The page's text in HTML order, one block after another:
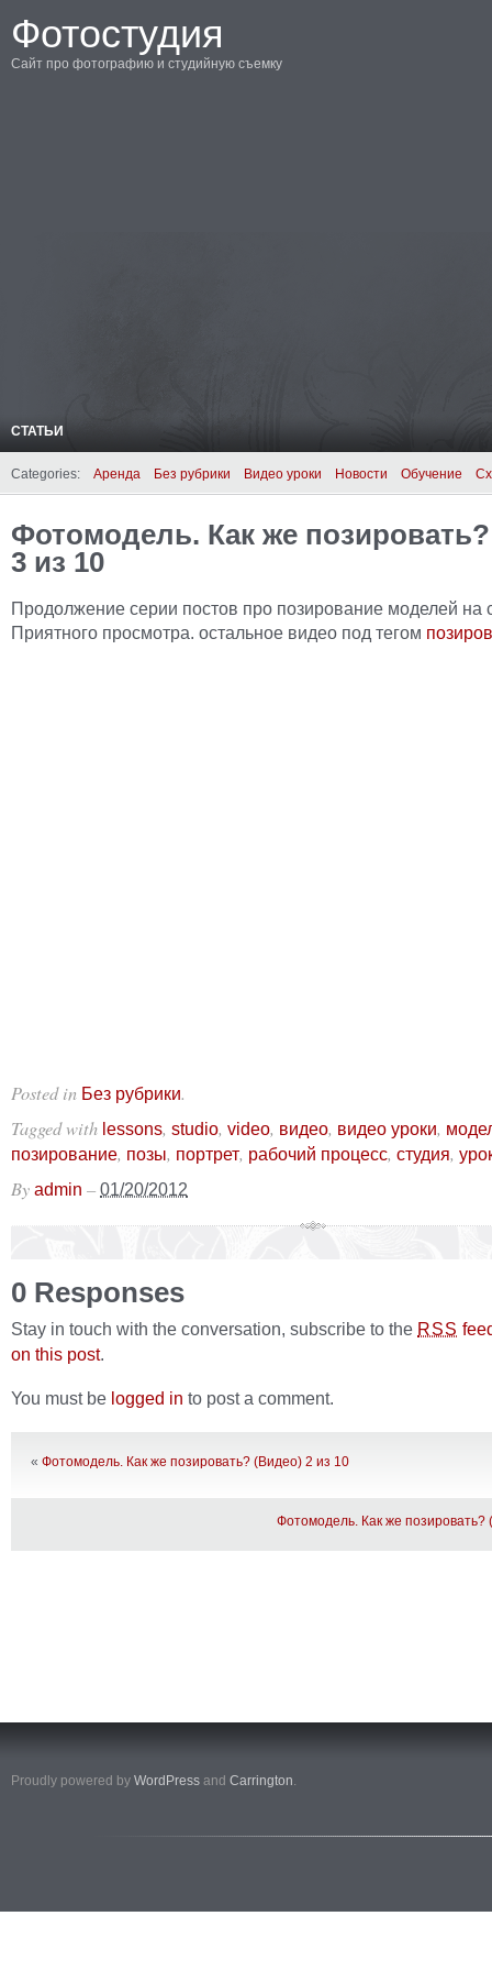
Фотостудия
Сайт про фотографию и студийную съемку
СТАТЬИ
Categories: Аренда Без рубрики Видео уроки Новости Обучение
Фотомодель. Как же
3 из 10
Продолжение серии постов про позирование моделей на
Приятного просмотра. остальное видео под тегом
Posted in Без рубрики.
Tagged with lessons, studio, video, видео, видео уроки,
позирование, позы, портрет, рабочий процесс, студия,
By admin – 01/20/2012
0 Responses
Stay in touch with the conversation, subscribe to the RSS
on this post.
You must be logged in to post a comment.
« Фотомодель. Как же позировать? (Видео) 2 из 10
Фотомодель. Как же позировать?
Proudly powered by WordPress and Carrington.